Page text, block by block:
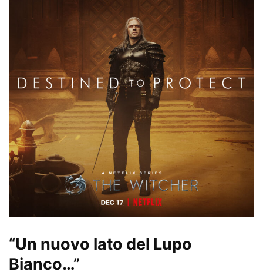
“Un nuovo lato del Lupo
Bianco…”